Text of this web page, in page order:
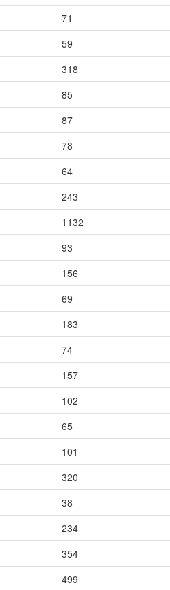
71
59
318
85
87
78
64
243
1132
93
156
69
183
74
157
102
65
101
320
38
234
354
499